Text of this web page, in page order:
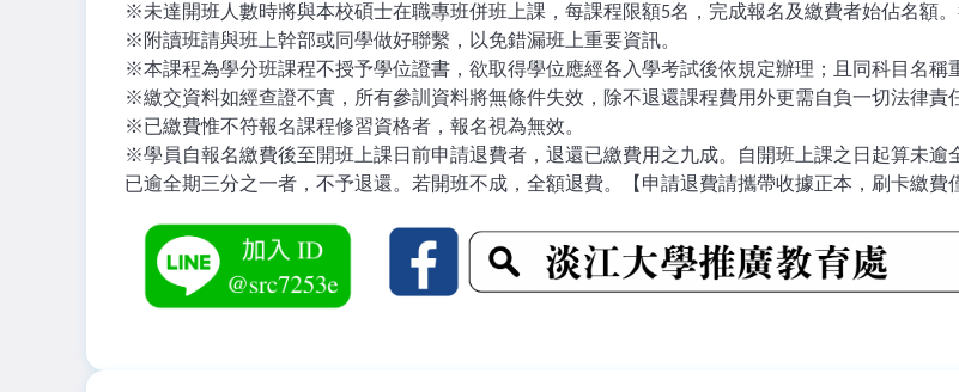
※未達開班人數時將與本校碩士在職專班併班上課，每課程限額5名，完成報名及繳費者始佔名額
※ 附讀班請與班上幹部或同學做好聯繫，以免錯漏班上重要資訊。
※本課程為學分班課程不授予學位證書，欲取得學位應經各入學考試後依規定辦理；且同科目名稱
※繳交資料如經查證不實，所有參訓資料將無條件失效，除不退還課程費用外更需自負一切法律責
※已繳費惟不符報名課程修習資格者，報名視為無效。
※學員自報名繳費後至開班上課日前申請退費者，退還已繳費用之九成。自開班上課之日起算未
已逾全期三分之一者，不予退還。若開班不成，全額退費。【申請退費請攜帶收據正本，刷卡繳費